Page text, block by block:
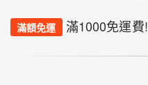
滿額免運 滿1000免運費!